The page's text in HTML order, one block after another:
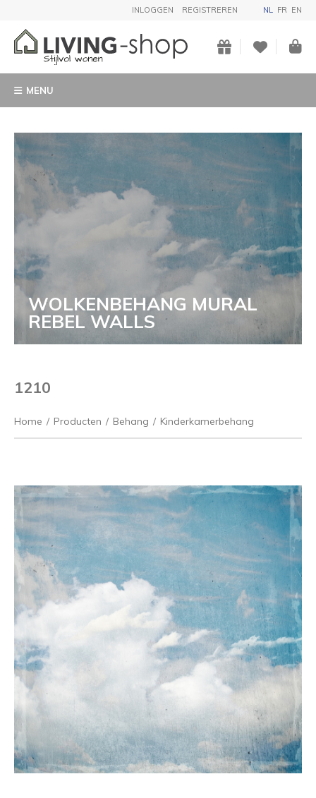
INLOGGEN REGISTREREN NL FR EN
MENU
WOLKENBEHANG MURAL
REBEL WALLS
1210
Home / Producten / Behang / Kinderkamerbehang